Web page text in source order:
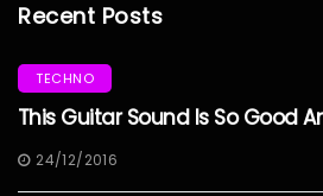
Recent Posts
TECHNO
This Guitar Sound Is So Good
24/12/2016